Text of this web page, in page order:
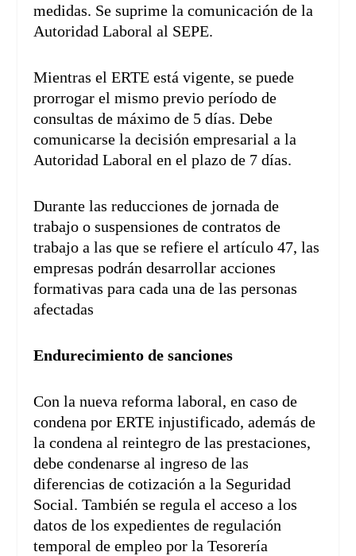
medidas. Se suprime la comunicación de la
Autoridad Laboral al SEPE.
Mientras el ERTE está vigente, se puede
prorrogar el mismo previo período de
consultas de máximo de 5 días. Debe
comunicarse la decisión empresarial a la
Autoridad Laboral en el plazo de 7 días.
Durante las reducciones de jornada de
trabajo o suspensiones de contratos de
trabajo a las que se refiere el artículo 47, las
empresas podrán desarrollar acciones
formativas para cada una de las personas
afectadas
Endurecimiento de sanciones
Con la nueva reforma laboral, en caso de
condena por ERTE injustificado, además de
la condena al reintegro de las prestaciones,
debe condenarse al ingreso de las
diferencias de cotización a la Seguridad
Social. También se regula el acceso a los
datos de los expedientes de regulación
temporal de empleo por la Tesorería